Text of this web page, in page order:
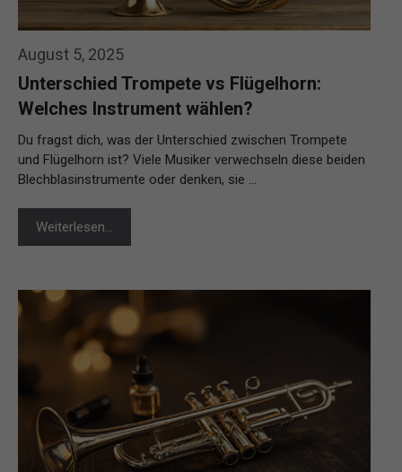
August 5, 2025
Unterschied Trompete vs Flügelhorn:
Welches Instrument wählen?
Du fragst dich, was der Unterschied zwischen Trompete
und Flügelhorn ist? Viele Musiker verwechseln diese beiden
Blechblasinstrumente oder denken, sie …
Weiterlesen…